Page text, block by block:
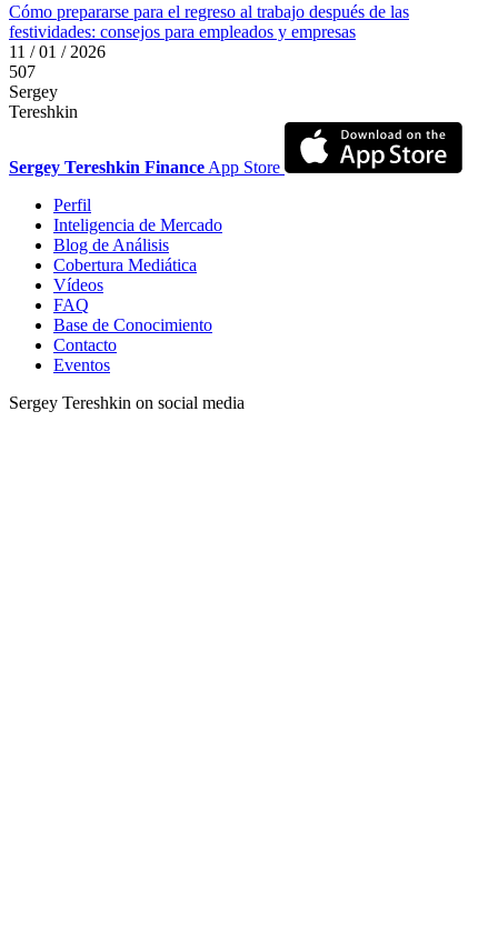
Cómo prepararse para el regreso al trabajo después de las
festividades: consejos para empleados y empresas
11 / 01 / 2026
507
Sergey
Tereshkin
Sergey Tereshkin Finance App Store
Perfil
Inteligencia de Mercado
Blog de Análisis
Cobertura Mediática
Vídeos
FAQ
Base de Conocimiento
Contacto
Eventos
Sergey Tereshkin on social media